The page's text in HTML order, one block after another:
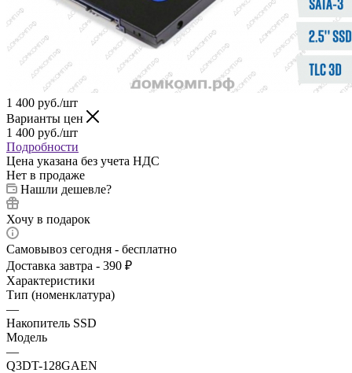
1 400 руб./шт
Варианты цен
1 400 руб./шт
Подробности
Цена указана без учета НДС
Нет в продаже
Нашли дешевле?
Хочу в подарок
Самовывоз сегодня - бесплатно
Доставка завтра - 390 ₽
Характеристики
Тип (номенклатура)
—
Накопитель SSD
Модель
—
Q3DT-128GAEN